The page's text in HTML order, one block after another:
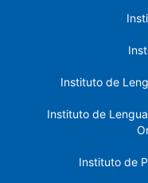
Instituto de
Instituto de
Instituto de